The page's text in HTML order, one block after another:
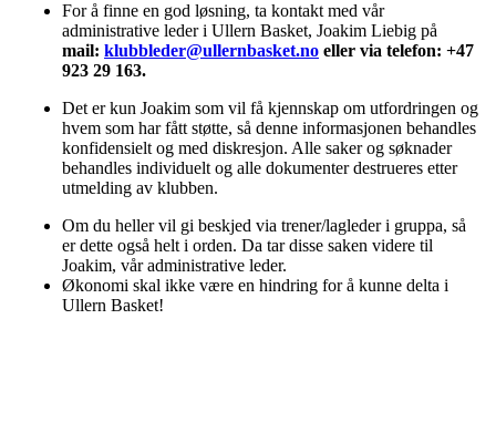
For å finne en god løsning, ta kontakt med vår
administrative leder i Ullern Basket, Joakim Liebig på
mail: klubbleder@ullernbasket.no eller via telefon: +47
923 29 163.
Det er kun Joakim som vil få kjennskap om utfordringen og
hvem som har fått støtte, så denne informasjonen behandles
konfidensielt og med diskresjon. Alle saker og søknader
behandles individuelt og alle dokumenter destrueres etter
utmelding av klubben.
Om du heller vil gi beskjed via trener/lagleder i gruppa, så
er dette også helt i orden. Da tar disse saken videre til
Joakim, vår administrative leder.
Økonomi skal ikke være en hindring for å kunne delta i
Ullern Basket!